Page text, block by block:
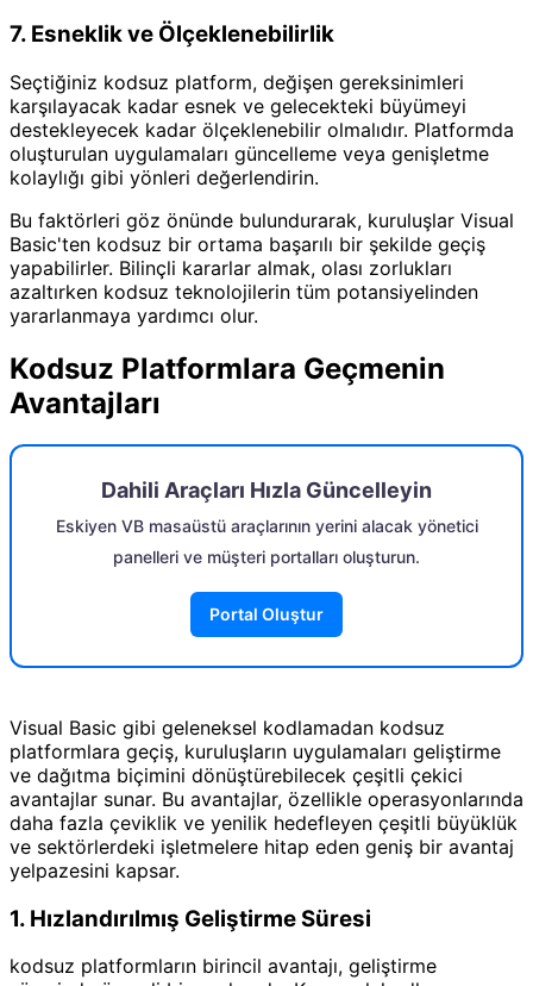
7. Esneklik ve Ölçeklenebilirlik
Seçtiğiniz kodsuz platform, değişen gereksinimleri
karşılayacak kadar esnek ve gelecekteki büyümeyi
destekleyecek kadar ölçeklenebilir olmalıdır. Platformda
oluşturulan uygulamaları güncelleme veya genişletme
kolaylığı gibi yönleri değerlendirin.
Bu faktörleri göz önünde bulundurarak, kuruluşlar Visual
Basic'ten kodsuz bir ortama başarılı bir şekilde geçiş
yapabilirler. Bilinçli kararlar almak, olası zorlukları
azaltırken kodsuz teknolojilerin tüm potansiyelinden
yararlanmaya yardımcı olur.
Kodsuz Platformlara Geçmenin
Avantajları
Dahili Araçları Hızla Güncelleyin
Eskiyen VB masaüstü araçlarının yerini alacak yönetici
panelleri ve müşteri portalları oluşturun.
Portal Oluştur
Visual Basic gibi geleneksel kodlamadan kodsuz
platformlara geçiş, kuruluşların uygulamaları geliştirme
ve dağıtma biçimini dönüştürebilecek çeşitli çekici
avantajlar sunar. Bu avantajlar, özellikle operasyonlarında
daha fazla çeviklik ve yenilik hedefleyen çeşitli büyüklük
ve sektörlerdeki işletmelere hitap eden geniş bir avantaj
yelpazesini kapsar.
1. Hızlandırılmış Geliştirme Süresi
kodsuz platformların birincil avantajı, geliştirme